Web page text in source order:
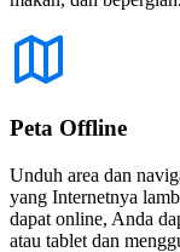
Peta Offline
Unduh area dan
yang Internetnya
dapat online, Anda
atau tablet dan